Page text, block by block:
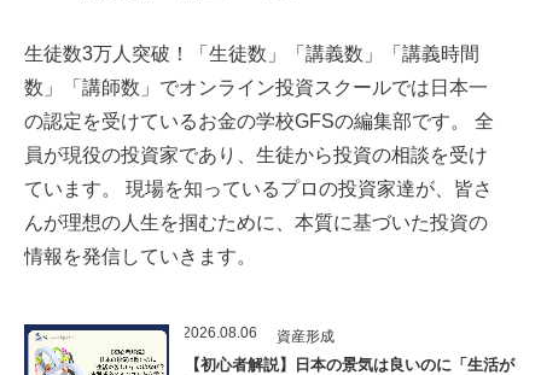
生徒数3万人突破！「生徒数」「講義数」「講義時間
数」「講師数」でオンライン投資スクールでは日本一
の認定を受けているお金の学校GFSの編集部です。 全
員が現役の投資家であり、生徒から投資の相談を受け
ています。 現場を知っているプロの投資家達が、皆さ
んが理想の人生を掴むために、本質に基づいた投資の
情報を発信していきます。
2026.08.06 資産形成
【初心者解説】日本の景気は良いのに「生活が